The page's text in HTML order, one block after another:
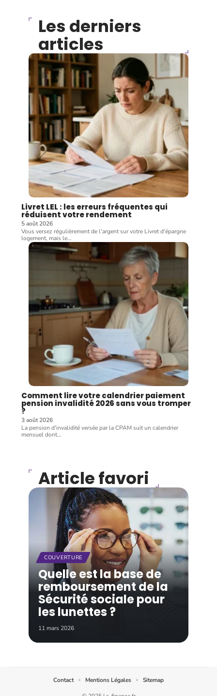
Les derniers
articles
Livret LEL : les erreurs fréquentes qui
réduisent votre rendement
5 août 2026
Vous versez régulièrement de l'argent sur votre Livret d'épargne
logement, mais le…
Comment lire votre calendrier paiement
pension invalidité 2026 sans vous tromper
?
3 août 2026
La pension d'invalidité versée par la CPAM suit un calendrier
mensuel dont…
Article favori
COUVERTURE
Quelle est la base de
remboursement de la
Sécurité sociale pour
les lunettes ?
11 mars 2026
Contact Mentions Légales Sitemap